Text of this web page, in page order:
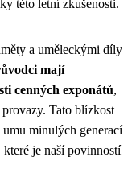
této letní zkušenosti.
a uměleckými díly
mají
cenných exponátů,
Tato blízkost
minulých generací
je naší povinností